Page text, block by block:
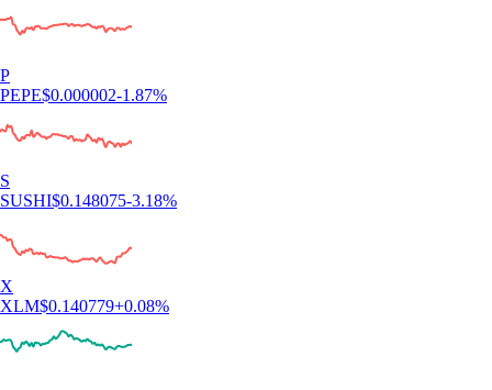
P
PEPE$0.000002-1.87%
S
SUSHI$0.148075-3.18%
X
XLM$0.140779+0.08%